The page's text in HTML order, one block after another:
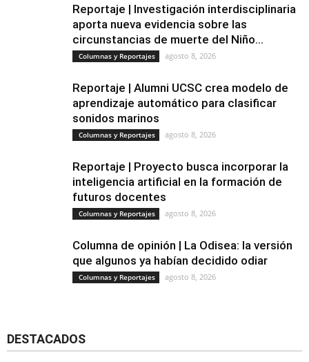
Reportaje | Investigación interdisciplinaria
aporta nueva evidencia sobre las
circunstancias de muerte del Niño...
Columnas y Reportajes agosto 8, 2026
Reportaje | Alumni UCSC crea modelo de
aprendizaje automático para clasificar
sonidos marinos
Columnas y Reportajes agosto 8, 2026
Reportaje | Proyecto busca incorporar la
inteligencia artificial en la formación de
futuros docentes
Columnas y Reportajes agosto 8, 2026
Columna de opinión | La Odisea: la versión
que algunos ya habían decidido odiar
Columnas y Reportajes agosto 8, 2026
DESTACADOS